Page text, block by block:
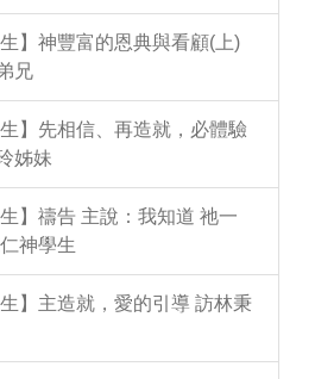
】神豐富的恩典與看顧(上)
兄
】先相信、再造就，必體驗
姊妹
】禱告 主說：我知道 祂一
神學生
】主造就，愛的引導 訪林秉